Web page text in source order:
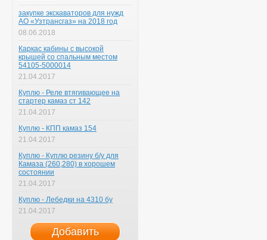
закупке экскаваторов для нужд
АО «Узтрансгаз» на 2018 год
08.06.2018
Каркас кабины с высокой
крышей со спальным местом
54105-5000014
21.04.2017
Куплю - Реле втягивающее на
стартер камаз ст 142
21.04.2017
Куплю - КПП камаз 154
21.04.2017
Куплю - Куплю резину б/у для
Камаза (260,280) в хорошем
состоянии
21.04.2017
Куплю - Лебедки на 4310 бу
21.04.2017
Добавить